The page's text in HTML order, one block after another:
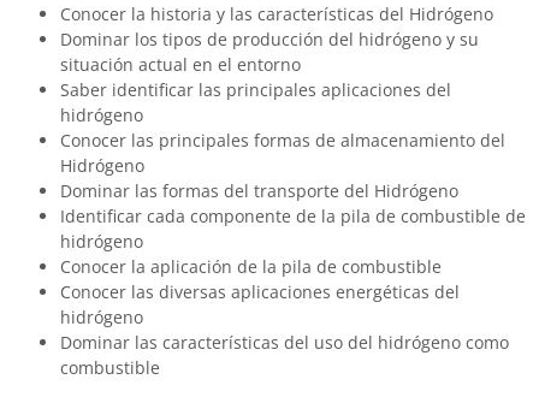
Conocer la historia y las características del Hidrógeno
Dominar los tipos de producción del hidrógeno y su
situación actual en el entorno
Saber identificar las principales aplicaciones del
hidrógeno
Conocer las principales formas de almacenamiento del
Hidrógeno
Dominar las formas del transporte del Hidrógeno
Identificar cada componente de la pila de combustible de
hidrógeno
Conocer la aplicación de la pila de combustible
Conocer las diversas aplicaciones energéticas del
hidrógeno
Dominar las características del uso del hidrógeno como
combustible